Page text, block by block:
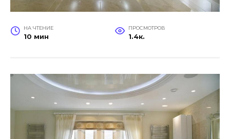
НА ЧТЕНИЕ
10 мин
ПРОСМОТРОВ
1.4к.